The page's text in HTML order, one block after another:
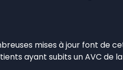
mises à jour font de
ayant subits un AVC de